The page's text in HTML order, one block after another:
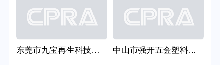
东莞市九宝再生科技有限公司 中山市强开五金塑料有限公司